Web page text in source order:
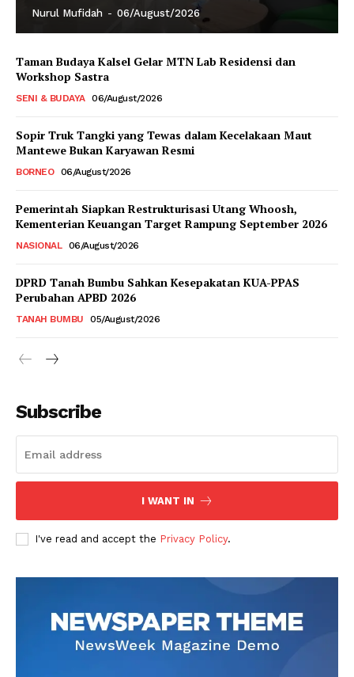
Nurul Mufidah - 06/August/2026
Taman Budaya Kalsel Gelar MTN Lab Residensi dan
Workshop Sastra
SENI & BUDAYA 06/August/2026
Sopir Truk Tangki yang Tewas dalam Kecelakaan Maut
Mantewe Bukan Karyawan Resmi
BORNEO 06/August/2026
Pemerintah Siapkan Restrukturisasi Utang Whoosh,
Kementerian Keuangan Target Rampung September 2026
NASIONAL 06/August/2026
DPRD Tanah Bumbu Sahkan Kesepakatan KUA-PPAS
Perubahan APBD 2026
TANAH BUMBU 05/August/2026
Subscribe
I WANT IN
I've read and accept the Privacy Policy.